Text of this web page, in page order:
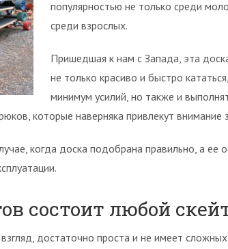
популярностью не только среди
среди взрослых.
Пришедшая к нам с Запада, эта
не только красиво и быстро
минимум усилий, но также и
которые наверняка привлекут внимание
когда доска подобрана правильно, а ее
состоит любой
достаточно проста и не имеет